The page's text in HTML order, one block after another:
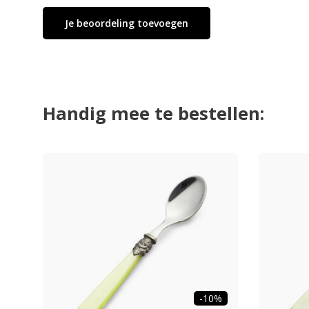
Je beoordeling toevoegen
Handig mee te bestellen:
-10%